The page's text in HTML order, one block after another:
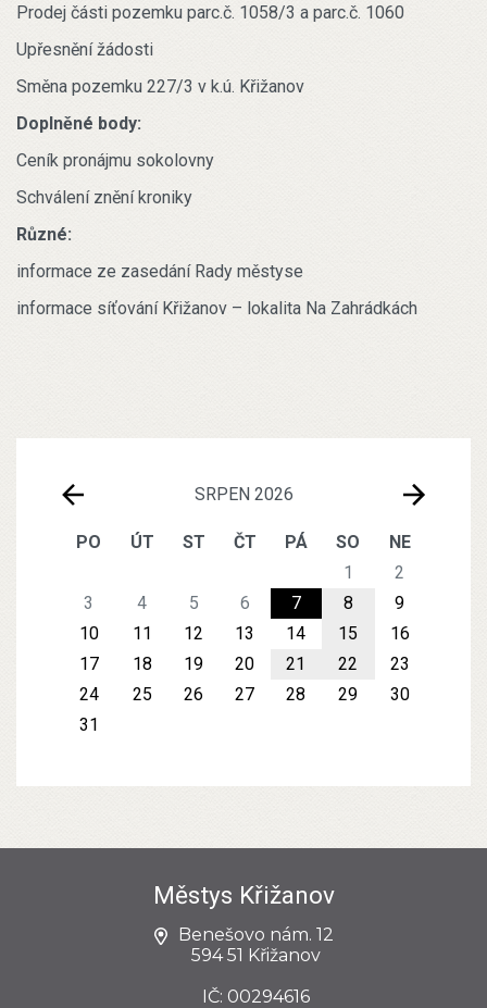
SRPEN 2026
PO ÚT ST ČT PÁ SO
NE
1
2
3
4 5 6 7 8
9
10
11 12 13 14 15
16
17
18 19 20 21 22
23
24
25 26 27 28 29
30
31
Prodej části pozemku parc.č. 1058/3 a parc.č. 1060
Upřesnění žádosti
Směna pozemku 227/3 v k.ú. Křižanov
Doplněné body:
Ceník pronájmu sokolovny
Schválení znění kroniky
Různé:
informace ze zasedání Rady městyse
informace síťování Křižanov – lokalita Na Zahrádkách
Městys Křižanov
Benešovo nám. 12
594 51 Křižanov
IČ: 00294616